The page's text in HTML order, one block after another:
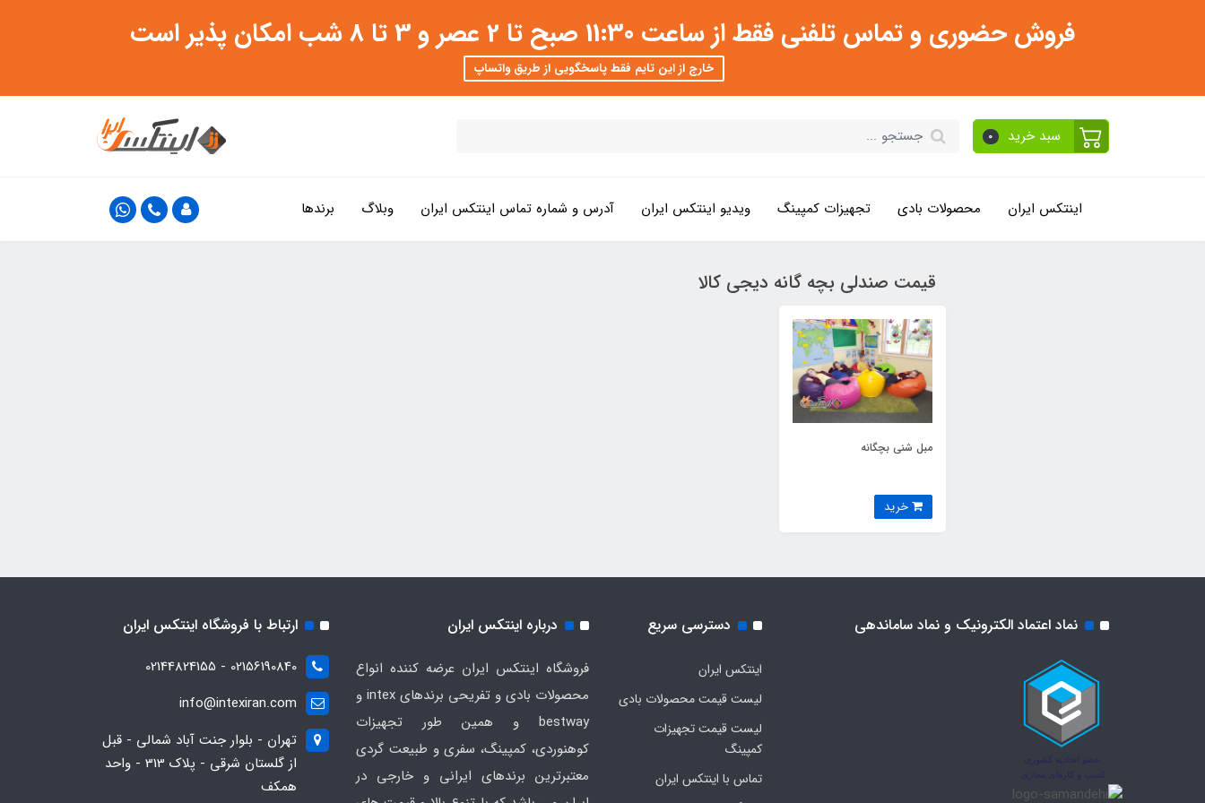
فروش حضوری و تماس تلفنی فقط از ساعت 11:30 صبح تا 2 عصر و 3 تا 8 شب امکان پذیر است
خارج از این تایم فقط پاسخگویی از طریق واتساپ
سبد خرید 0
اینتکس ایران محصولات بادی تجهیزات کمپینگ ویدیو اینتکس ایران آدرس و شماره تماس اینتکس ایران وبلاگ برندها
قیمت صندلی بچه گانه دیجی کالا
مبل شنی بچگانه
خرید
نماد اعتماد الکترونیک و نماد ساماندهی دسترسی سریع
اینتکس ایران
لیست قیمت محصولات بادی
لیست قیمت تجهیزات
کمپینگ
تماس با اینتکس ایران
درباره اینتکس ایران
فروشگاه اینتکس ایران عرضه کننده انواع
محصولات بادی و تفریحی برندهای intex و
bestway و همین طور تجهیزات
کوهنوردی، کمپینگ، سفری و طبیعت گردی
معتبرترین برندهای ایرانی و خارجی در
ارتباط با فروشگاه اینتکس ایران
02156190840 - 02144824155
info@intexiran.com
تهران - بلوار جنت آباد شمالی - قبل
از گلستان شرقی - پلاک 313 - واحد
همکف